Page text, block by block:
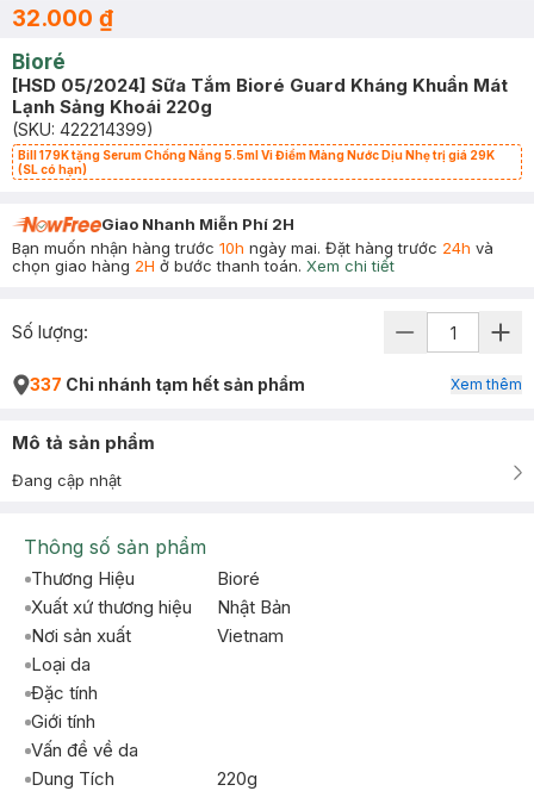
32.000 ₫
Bioré
[HSD 05/2024] Sữa Tắm Bioré Guard Kháng Khuẩn Mát
Lạnh Sảng Khoái 220g
(SKU: 422214399)
Bill 179K tặng Serum Chống Nắng 5.5ml Vi Điểm Màng Nước Dịu Nhẹ trị giá 29K
(SL có hạn)
Giao Nhanh Miễn Phí 2H
Bạn muốn nhận hàng trước 10h ngày mai. Đặt hàng trước 24h và
chọn giao hàng 2H ở bước thanh toán. Xem chi tiết
Số lượng:
337 Chi nhánh tạm hết sản phẩm Xem thêm
Mô tả sản phẩm
Đang cập nhật
Thông số sản phẩm
Thương Hiệu
Bioré
Xuất xứ thương hiệu
Nhật Bản
Nơi sản xuất
Vietnam
Loại da
Đặc tính
Giới tính
Vấn đề về da
Dung Tích
220g